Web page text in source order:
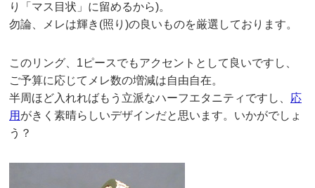
り「マス目状」に留めるから)。
勿論、メレは輝き(照り)の良いものを厳選しております。
このリング、1ピースでもアクセントとして良いですし、
ご予算に応じてメレ数の増減は自由自在。
半周ほど入れればもう立派なハーフエタニティですし、 応
用 がきく素晴らしいデザインだと思います。いかがでしょ
う？